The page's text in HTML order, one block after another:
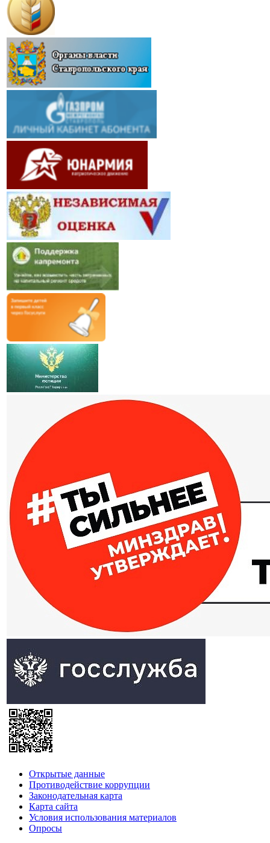
Открытые данные
Противодействие коррупции
Законодательная карта
Карта сайта
Условия использования материалов
Опросы